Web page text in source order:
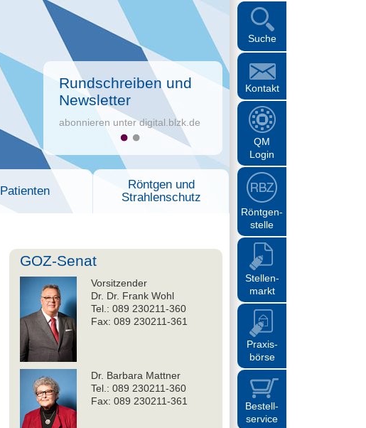
Suche
Kontakt
QM
Login
Röntgen-
stelle
Stellen-
markt
Praxis-
börse
Bestell-
service
Rundschreiben und
Newsletter
abonnieren unter digital.blzk.de
Patienten
Röntgen und
Strahlenschutz
GOZ-Senat
Vorsitzender
Dr. Dr. Frank Wohl
Tel.: 089 230211-360
Fax: 089 230211-361
Dr. Barbara Mattner
Tel.: 089 230211-360
Fax: 089 230211-361